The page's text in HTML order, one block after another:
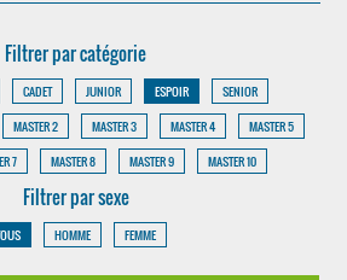
Filtrer par catégorie
CADET JUNIOR ESPOIR
SENIOR
MASTER 2 MASTER 3 MASTER 4
MASTER 5
7 MASTER 8 MASTER 9 MASTER 10
Filtrer par sexe
HOMME FEMME